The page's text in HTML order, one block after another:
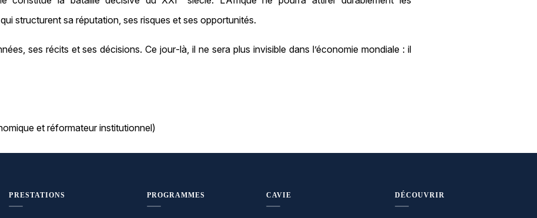
structurent sa réputation, ses risques et ses opportunités.
ses récits et ses décisions. Ce jour‑là, il ne sera plus invisible dans l’économie mondiale : il
et réformateur institutionnel)
PRESTATIONS PROGRAMMES CAVIE DÉCOUVRIR